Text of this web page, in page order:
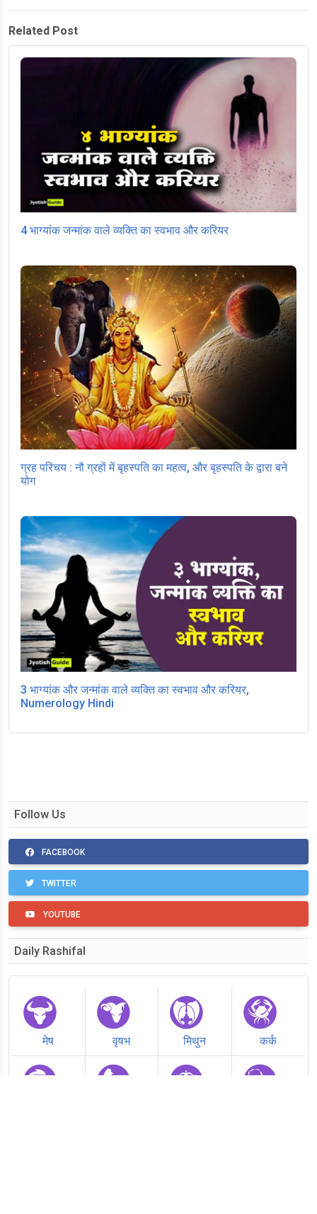
Related Post
4 भाग्यांक जन्मांक वाले व्यक्ति का स्वभाव और करियर
ग्रह परिचय : नौ ग्रहों में बृहस्पति का महत्व, और बृहस्पति के द्वारा बने
योग
3 भाग्यांक और जन्मांक वाले व्यक्ति का स्वभाव और करियर,
Numerology Hindi
Follow Us
FACEBOOK
TWITTER
YOUTUBE
Daily Rashifal
मेष वृषभ मिथुन कर्क